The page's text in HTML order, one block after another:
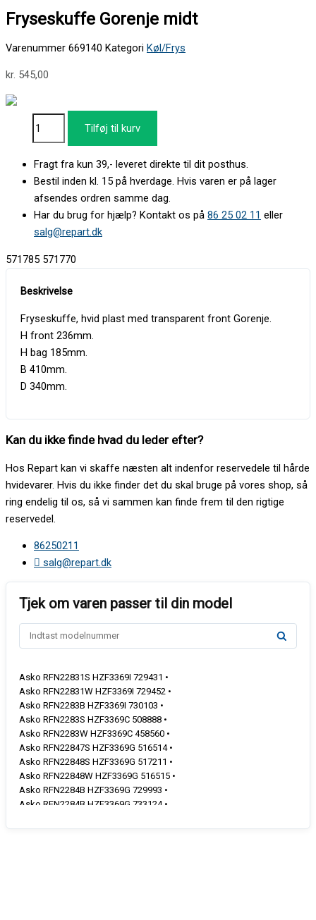
Fryseskuffe Gorenje midt
Varenummer 669140 Kategori Køl/Frys
kr. 545,00
Tilføj til kurv
Fragt fra kun 39,- leveret direkte til dit posthus.
Bestil inden kl. 15 på hverdage. Hvis varen er på lager
afsendes ordren samme dag.
Har du brug for hjælp? Kontakt os på 86 25 02 11 eller
salg@repart.dk
571785 571770
Fryseskuffe, hvid plast med transparent front Gorenje.
H front 236mm.
H bag 185mm.
B 410mm.
D 340mm.
Kan du ikke finde hvad du leder efter?
Hos Repart kan vi skaffe næsten alt indenfor reservedele til hårde
hvidevarer. Hvis du ikke finder det du skal bruge på vores shop, så
ring endelig til os, så vi sammen kan finde frem til den rigtige
reservedel.
86250211
salg@repart.dk
Asko RFN22831S HZF3369I 729431 •
Asko RFN22831W HZF3369I 729452 •
Asko RFN2283B HZF3369I 730103 •
Asko RFN2283S HZF3369C 508888 •
Asko RFN2283W HZF3369C 458560 •
Asko RFN22847S HZF3369G 516514 •
Asko RFN22848S HZF3369G 517211 •
Asko RFN22848W HZF3369G 516515 •
Asko RFN2284B HZF3369G 729993 •
Asko RFN2284B HZF3369G 733124 •
Asko RFN2284S HZF3369G 728790 •